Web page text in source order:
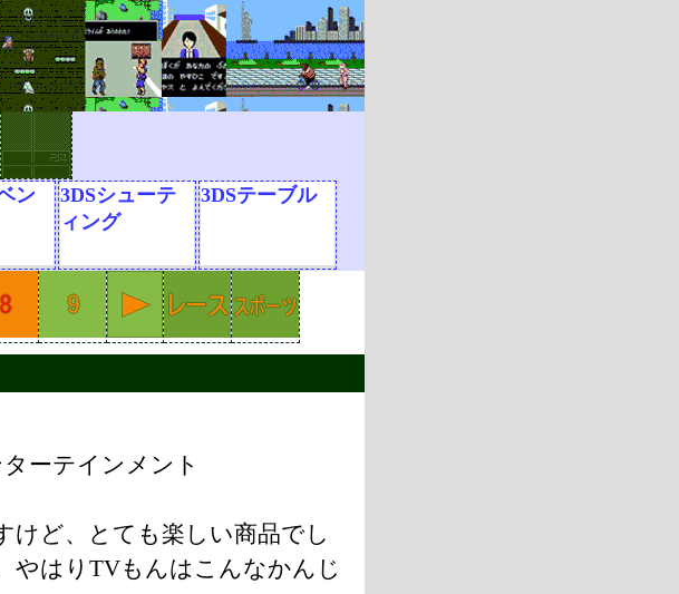
ン
3DSシューテ
ィング
3DSテーブル
ーテインメント
けど、とても楽しい商品でし
やはりTVもんはこんなかんじ